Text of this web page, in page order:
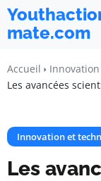
mate.com
Accueil
Les avancées
Innovation et
Les